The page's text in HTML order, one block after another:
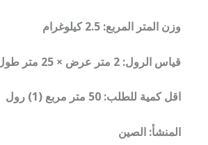
وزن المتر المربع: 2.5 كيلوغرام
قياس الرول: 2 متر عرض × 25 متر طول = 50 متر مربع
اقل كمية للطلب: 50 متر مربع (1) رول
المنشأ: الصين